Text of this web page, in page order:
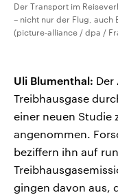
Der Transport im
– nicht nur der Flug, auch
(picture-alliance / dpa /
Uli Blumenthal: Der
Treibhausgase
einer neuen Studie
angenommen.
beziffern ihn auf
gingen davon aus,